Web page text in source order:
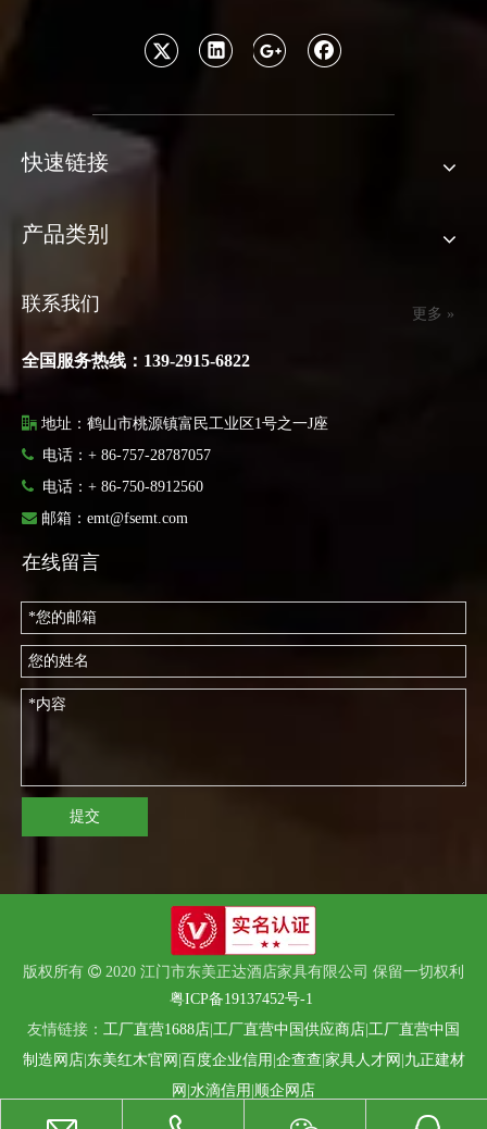
快速链接
产品类别
联系我们 更多 »
全国服务热线：139-2915-6822
 地址：鹤山市桃源镇富民工业区1号之一J座
 电话：+ 86-757-28787057
 电话： + 86-750-8912560
 邮箱： emt@fsemt.com
在线留言
提交
版权所有  2020 江门市东美正达酒店家具有限公司 保留一切权利
粤ICP备19137452号-1
友情链接： 工厂直营1688店 工厂直营中国供应商店 工厂直营中国
制造网店| 东美红木官网 百度企业信用 企查查 家具人才网 九正建材
网 水滴信用 顺企网店